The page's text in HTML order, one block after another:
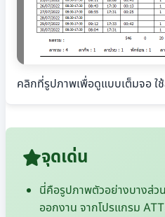
คลิกที่รูปภาพเพื่อดูแบบเต็มจอ ใ
จุดเด่น
นี่คือรูปภาพตัวอย่างบางส่ว
ออกงาน จากโปรแกรม